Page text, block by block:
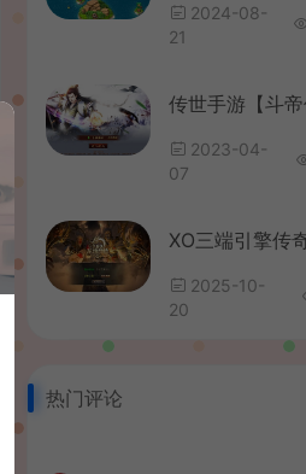
2024-08-
21
2023-04-
07
2025-10-
20
热门评论